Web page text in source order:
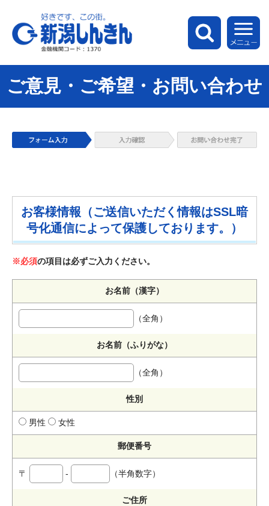
新潟しんきん
検索
ご意見・ご希望・お問い合わせ
お客様情報（ご送信いただく情報はSSL暗
号化通信によって保護しております。）
※必須の項目は必ずご入力ください。
お名前（漢字）
（全角）
お名前（ふりがな）
（全角）
性別
男性 女性
郵便番号
〒 - （半角数字）
ご住所